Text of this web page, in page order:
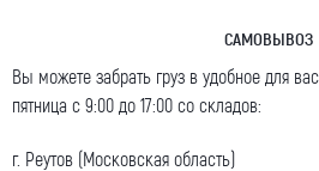
САМОВЫВОЗ
Вы можете забрать груз в удобное для
пятница с 9:00 до 17:00 со складов:
г. Реутов (Московская область)